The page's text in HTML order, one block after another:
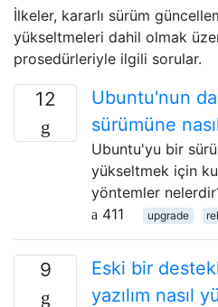
İlkeler, kararlı sürüm
yükseltmeleri dahil olmak
prosedürleriyle ilgili sorular.
12
Ubuntu'nun
sürümüne
Ubuntu'yu bir
yükseltmek için
yöntemler
411
upgrade
9
Eski bir
yazılım nasıl